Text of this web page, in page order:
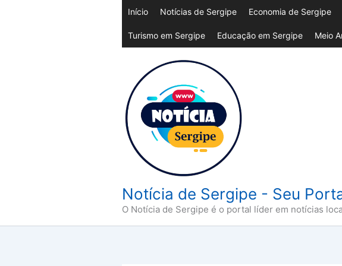
Início Notícias de Sergipe Economia de Sergipe
Turismo em Sergipe Educação em Sergipe Meio
Notícia de Sergipe - Seu
O Notícia de Sergipe é o portal líder em notícias